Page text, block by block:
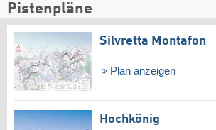
Pistenpläne
Silvretta Montafon
Plan anzeigen
Hochkönig